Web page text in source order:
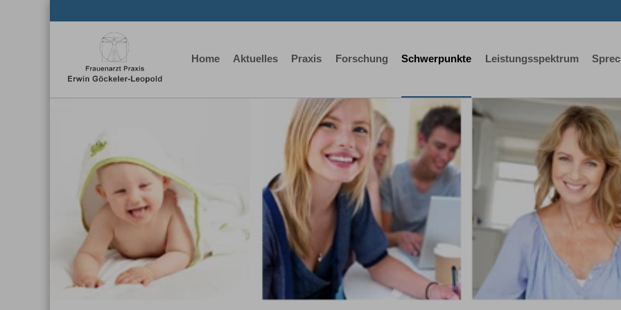
Home Aktuelles Praxis Forschung Schwerpunkte Leistungsspektrum